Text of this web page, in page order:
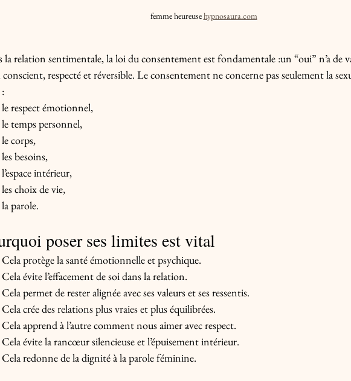
femme heureuse hypnosaura.com
la relation sentimentale, la loi du consentement est fondamentale :un “oui” n’a de
respecté et réversible. Le consentement ne concerne pas seulement la
:
le respect émotionnel,
le temps personnel,
le corps,
les besoins,
l’espace intérieur,
les choix de vie,
la parole.
poser ses limites est vital
Cela protège la santé émotionnelle et psychique.
Cela évite l’effacement de soi dans la relation.
Cela permet de rester alignée avec ses valeurs et ses ressentis.
Cela crée des relations plus vraies et plus équilibrées.
Cela apprend à l’autre comment nous aimer avec respect.
Cela évite la rancœur silencieuse et l’épuisement intérieur.
Cela redonne de la dignité à la parole féminine.